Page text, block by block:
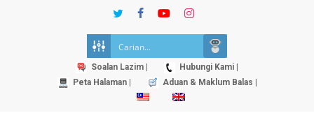
twitterfacebookyoutubeinstagram
Soalan Lazim |
Hubungi Kami |
Peta Halaman |
Aduan & Maklum Balas |